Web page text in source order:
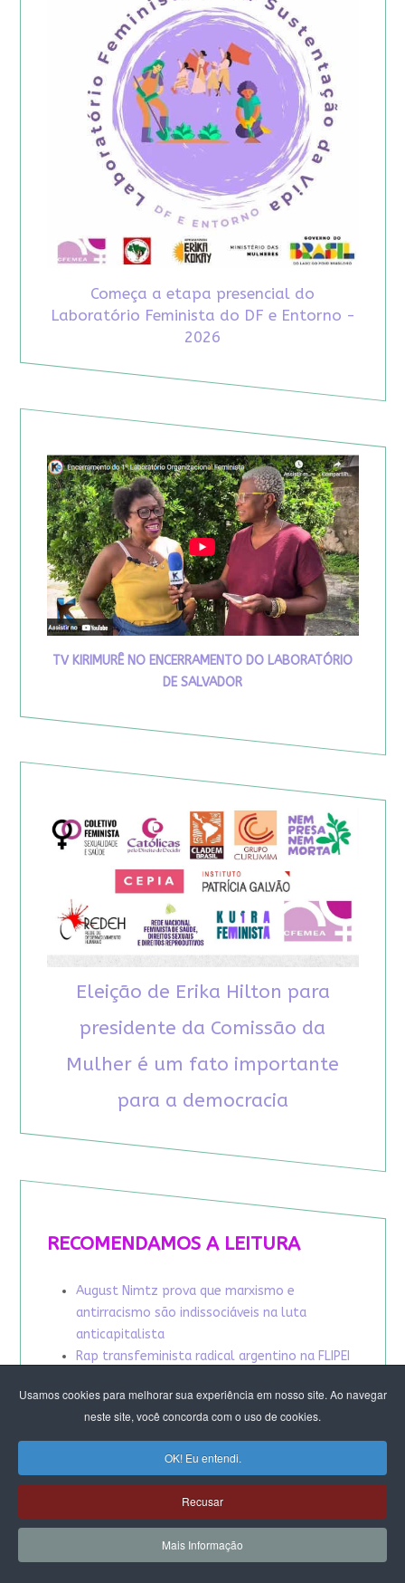
Usamos cookies para melhorar sua experiência em nosso site. Ao navegar
neste site, você concorda com o uso de cookies.
OK! Eu entendi.
Recusar
Mais Informação
Começa a etapa presencial do
Laboratório Feminista do DF e Entorno -
2026
TV KIRIMURÊ NO ENCERRAMENTO DO LABORATÓRIO
DE SALVADOR
Eleição de Erika Hilton para
presidente da Comissão da
Mulher é um fato importante
para a democracia
RECOMENDAMOS A LEITURA
August Nimtz prova que marxismo e
antirracismo são indissociáveis na luta
anticapitalista
Rap transfeminista radical argentino na FLIPEI
Projetos de proteção às mulheres travados no
Congresso ameaçam a democracia
A revolução de Milton Santos